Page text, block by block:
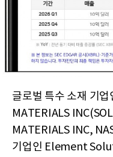
글로벌 특수 소재 기
MATERIALS
MATERIALS INC,
기업인 Element